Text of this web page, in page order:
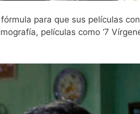
para que sus películas
películas como ‘7